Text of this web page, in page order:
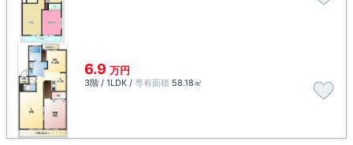
6.9 万円
3階 / 1LDK / 専有面積 58.18㎡